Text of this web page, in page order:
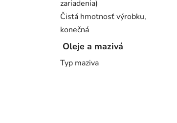
zariadenia)
Čistá hmotnosť výrobku,
konečná
Oleje a mazivá
Typ maziva